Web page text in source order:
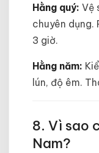
Hằng quý: Vệ
chuyên dụng.
3 giờ.
Hằng năm:
lún, độ êm.
8. Vì sao
Nam?